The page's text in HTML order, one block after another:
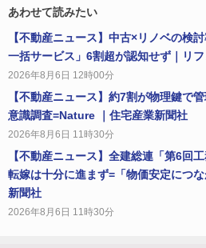
あわせて読みたい
【不動産ニュース】中古×リノベの検
一括サービス」6割超が認知せず｜リ
2026年8月6日 12時00分
【不動産ニュース】約7割が物理鍵で
意識調査=Nature ｜住宅産業新聞社
2026年8月6日 11時30分
【不動産ニュース】全建総連「第6回
転嫁は十分に進まず=「物価安定につ
新聞社
2026年8月6日 11時30分